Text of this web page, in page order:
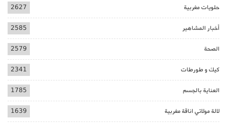
حلويات مغربية 2627
أخبار المشاهير 2585
الصحة 2579
كيك و طورطات 2341
العناية بالجسم 1785
لالة مولاتي اناقة مغربية 1639